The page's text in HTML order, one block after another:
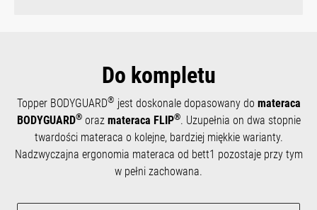
Do kompletu
Topper BODYGUARD® jest doskonale dopasowany do materaca
BODYGUARD®oraz materaca FLIP®. Uzupełnia on dwa stopnie
twardości materaca o kolejne, bardziej miękkie warianty.
Nadzwyczajna ergonomia materaca od bett1 pozostaje przy tym
w pełni zachowana.